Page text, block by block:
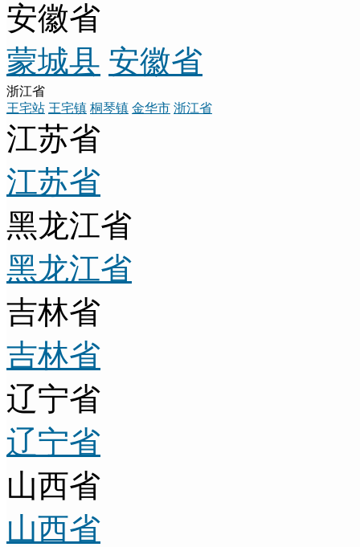
安徽省
蒙城县 安徽省
浙江省
王宅站 王宅镇 桐琴镇 金华市 浙江省
江苏省
江苏省
黑龙江省
黑龙江省
吉林省
吉林省
辽宁省
辽宁省
山西省
山西省